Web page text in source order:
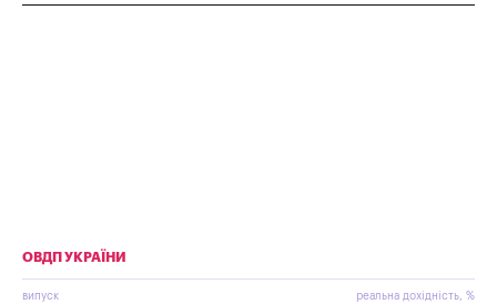
ОВДП УКРАЇНИ
випуск реальна дохідність, %